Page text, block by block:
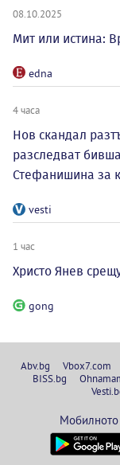
08.10.2025
Мит или истина:
edna
4 часа
Нов скандал
разследват
Стефанишина за
vesti
1 час
Христо Янев
gong
Abv.bg Vbox7.com
BISS.bg